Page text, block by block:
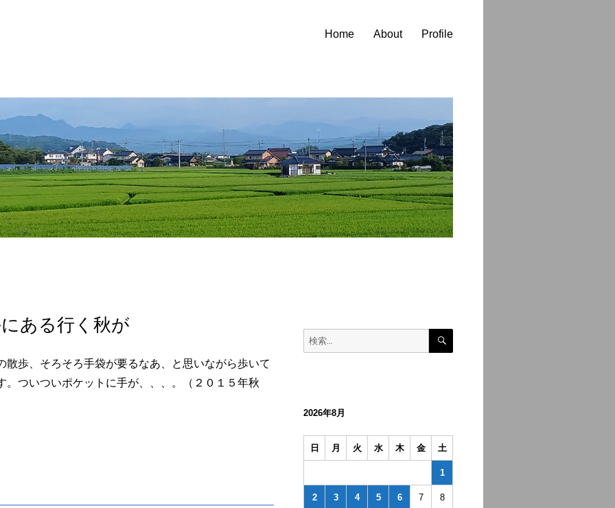
Home About Profile
ある行く秋が
散歩、そろそろ手袋が要るなあ、と思いながら歩いて
。ついついポケットに手が、、、。（２０１５年秋
検
検
2026年8月
日 月 火 水 木 金 土
1
2 3 4 5 6 7 8